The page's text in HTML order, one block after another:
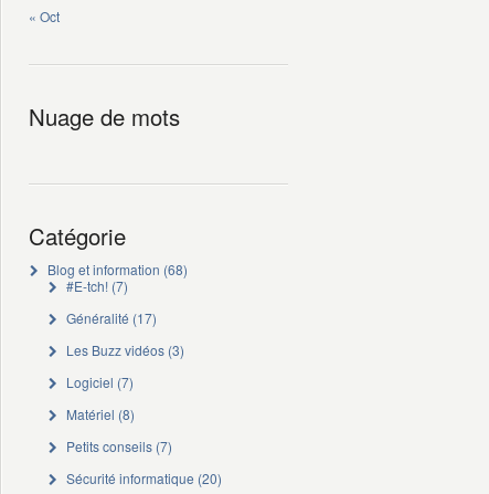
« Oct
Nuage de mots
Catégorie
Blog et information (68)
#E-tch!(7)
Généralité (17)
Les Buzz vidéos(3)
Logiciel (7)
Matériel (8)
Petits conseils(7)
Sécurité informatique (20)